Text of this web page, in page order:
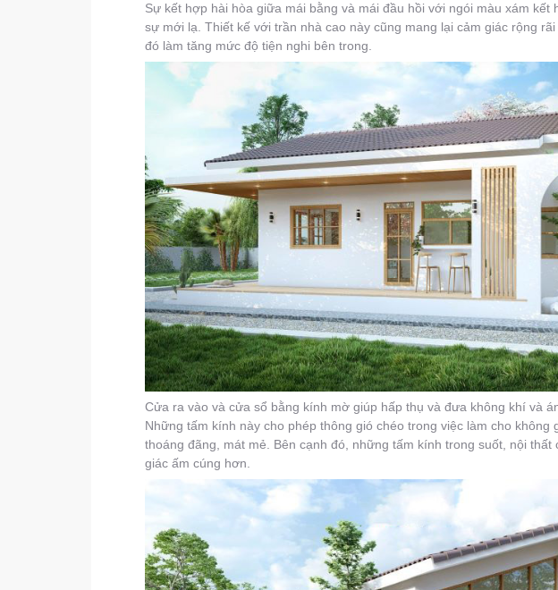
Sự kết hợp hài hòa giữa mái bằng và mái đầu hồi với ngói màu xám
sự mới lạ. Thiết kế với trần nhà cao này cũng mang lại cảm giác rộng
đó làm tăng mức độ tiện nghi bên trong.
Cửa ra vào và cửa sổ bằng kính mờ giúp hấp thụ và đưa không khí và
Những tấm kính này cho phép thông gió chéo trong việc làm cho không
thoáng đãng, mát mẻ. Bên cạnh đó, những tấm kính trong suốt, nội thất
giác ấm cúng hơn.